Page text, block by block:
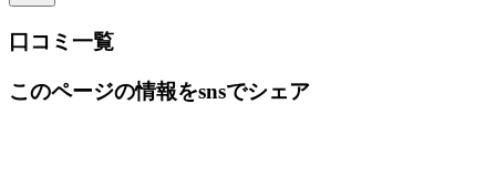
口コミ一覧
このページの情報をsnsでシェア